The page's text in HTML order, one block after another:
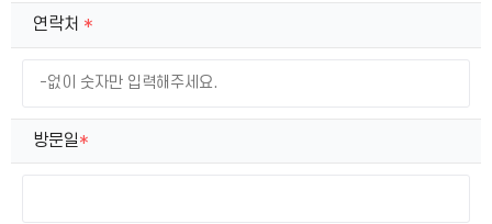
연락처 *
방문일*